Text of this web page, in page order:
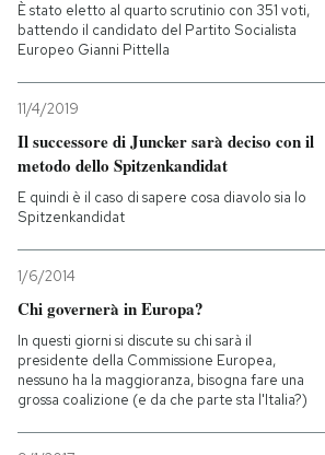
È stato eletto al quarto scrutinio con 351 voti,
battendo il candidato del Partito Socialista
Europeo Gianni Pittella
11/4/2019
Il successore di Juncker sarà deciso con il
metodo dello Spitzenkandidat
E quindi è il caso di sapere cosa diavolo sia lo
Spitzenkandidat
1/6/2014
Chi governerà in Europa?
In questi giorni si discute su chi sarà il
presidente della Commissione Europea,
nessuno ha la maggioranza, bisogna fare una
grossa coalizione (e da che parte sta l'Italia?)